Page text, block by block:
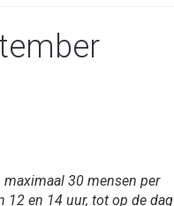
30 mensen per
12 en 14 uur, tot op de dag